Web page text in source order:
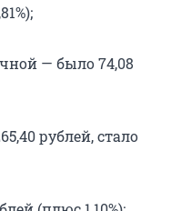
— было 74,08
рублей, стало